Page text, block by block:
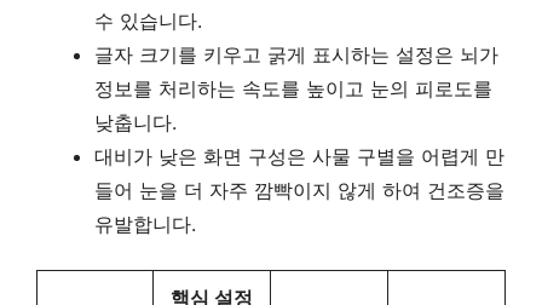
수 있습니다.
글자 크기를 키우고 굵게 표시하는 설정은 뇌가
정보를 처리하는 속도를 높이고 눈의 피로도를
낮춥니다.
대비가 낮은 화면 구성은 사물 구별을 어렵게 만
들어 눈을 더 자주 깜빡이지 않게 하여 건조증을
유발합니다.
핵심 설정